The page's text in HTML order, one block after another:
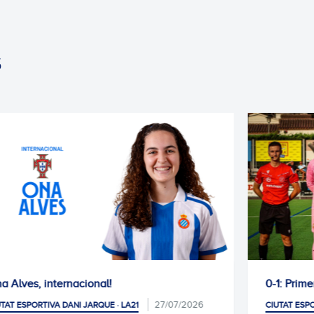
0-1: Primer test de pretemporada superat
CIUTAT ESPORTIVA DANI JARQUE · LA21